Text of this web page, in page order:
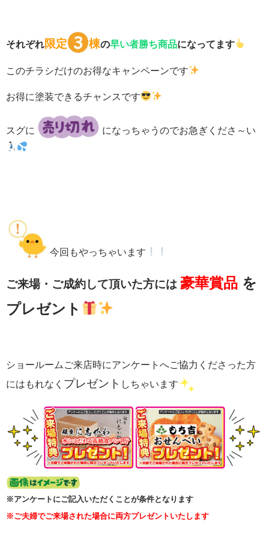
それぞれ限定 棟の早い者勝ち商品になってます
このチラシだけのお得なキャンペーンです
お得に塗装できるチャンスです
スグに になっちゃうのでお急ぎくださ～い
今回もやっちゃいます
ご来場・ご成約して頂いた方には 豪華賞品 を
プレゼント
ショールームご来店時にアンケートへご協力くださった方
にはもれなく プレゼント しちゃいます
※アンケートにご記入いただくことが条件となります
※ご夫婦でご来場された場合に両方プレゼントいたします